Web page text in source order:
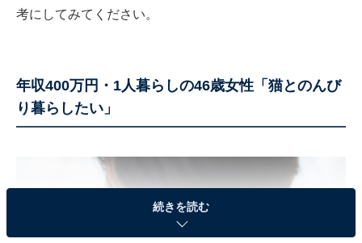
考にしてみてください。
年収400万円・1人暮らしの46歳女性「猫とのんび
り暮らしたい」
続きを読む